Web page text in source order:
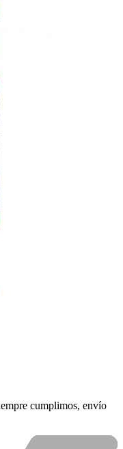
cumplimos, envío